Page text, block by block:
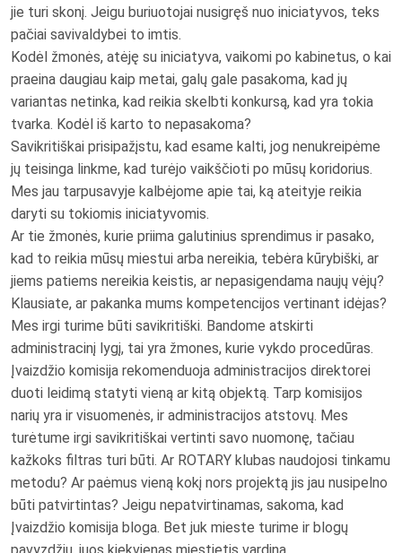
jie turi skonį. Jeigu buriuotojai nusigręš nuo iniciatyvos, teks
pačiai savivaldybei to imtis.
Kodėl žmonės, atėję su iniciatyva, vaikomi po kabinetus, o kai
praeina daugiau kaip metai, galų gale pasakoma, kad jų
variantas netinka, kad reikia skelbti konkursą, kad yra tokia
tvarka. Kodėl iš karto to nepasakoma?
Savikritiškai prisipažįstu, kad esame kalti, jog nenukreipėme
jų teisinga linkme, kad turėjo vaikščioti po mūsų koridorius.
Mes jau tarpusavyje kalbėjome apie tai, ką ateityje reikia
daryti su tokiomis iniciatyvomis.
Ar tie žmonės, kurie priima galutinius sprendimus ir pasako,
kad to reikia mūsų miestui arba nereikia, tebėra kūrybiški, ar
jiems patiems nereikia keistis, ar nepasigendama naujų vėjų?
Klausiate, ar pakanka mums kompetencijos vertinant idėjas?
Mes irgi turime būti savikritiški. Bandome atskirti
administracinį lygį, tai yra žmones, kurie vykdo procedūras.
Įvaizdžio komisija rekomenduoja administracijos direktorei
duoti leidimą statyti vieną ar kitą objektą. Tarp komisijos
narių yra ir visuomenės, ir administracijos atstovų. Mes
turėtume irgi savikritiškai vertinti savo nuomonę, tačiau
kažkoks filtras turi būti. Ar ROTARY klubas naudojosi tinkamu
metodu? Ar paėmus vieną kokį nors projektą jis jau nusipelno
būti patvirtintas? Jeigu nepatvirtinamas, sakoma, kad
Įvaizdžio komisija bloga. Bet juk mieste turime ir blogų